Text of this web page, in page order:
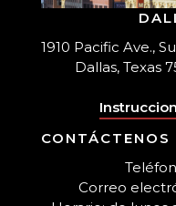
1910 Pacific Ave.,
Dallas, Texas
CONTÁCTENOS
Correo